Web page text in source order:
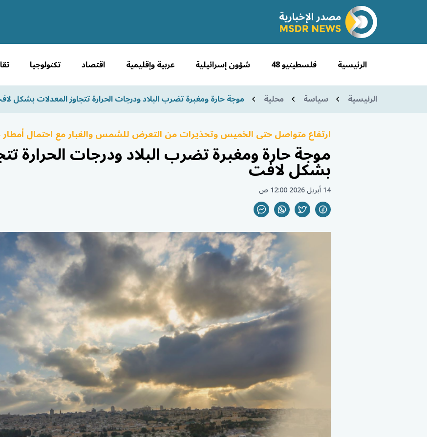
الرئيسية فلسطينيو 48 شؤون إسرائيلية عربية وإقليمية اقتصاد تكنولوجيا
الرئيسية سياسة محلية موجة حارة ومغبرة تضرب البلاد ودرجات الحرارة تتجاوز المعدلات بشكل
ارتفاع متواصل حتى الخميس وتحذيرات من التعرض للشمس والغبار مع احتمال أمطار
موجة حارة ومغبرة تضرب البلاد ودرجات الحرارة
بشكل لافت
14 أبريل 2026 12:00 ص